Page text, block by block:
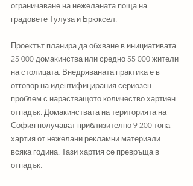
ограничаване на нежеланата поща на
градовете Тулуза и Брюксел.
Проектът планира да обхване в инициативата
25 000 домакинства или средно 55 000 жители
на столицата. Внедряваната практика е в
отговор на идентифицирания сериозен
проблем с нарастващото количество хартиен
отпадък. Домакинствата на територията на
София получават приблизително 9 200 тона
хартия от нежелани рекламни материали
всяка година. Тази хартия се превръща в
отпадък.